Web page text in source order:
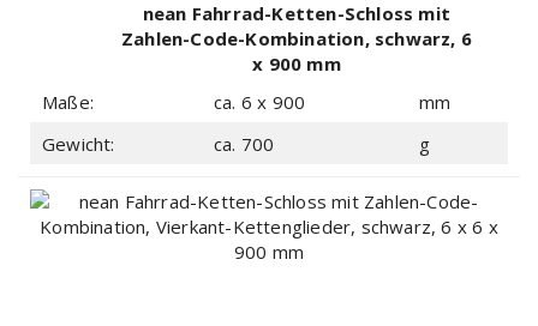
nean Fahrrad-Ketten-Schloss mit
Zahlen-Code-Kombination, schwarz, 6
x 900 mm
Maße:
ca. 6 x 900
mm
Gewicht:
ca. 700 g